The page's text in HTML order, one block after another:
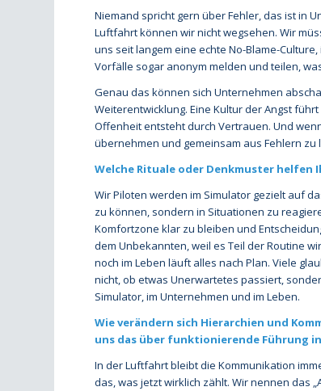
Niemand spricht gern über Fehler, das ist in
Luftfahrt können wir nicht wegsehen. Wir
uns seit langem eine echte No-Blame-
Vorfälle sogar anonym melden und teilen,
Genau das können sich Unternehmen
Weiterentwicklung. Eine Kultur der Angst
Offenheit entsteht durch Vertrauen. Und
übernehmen und gemeinsam aus Fehlern zu
Welche Rituale oder Denkmuster helfen
Wir Piloten werden im Simulator gezielt auf
zu können, sondern in Situationen zu
Komfortzone klar zu bleiben und
dem Unbekannten, weil es Teil der Routine
noch im Leben läuft alles nach Plan. Viele
nicht, ob etwas Unerwartetes passiert,
Simulator, im Unternehmen und im Leben.
Wie verändern sich Hierarchien und
uns das über funktionierende Führung
In der Luftfahrt bleibt die Kommunikation
das, was jetzt wirklich zählt. Wir nennen das